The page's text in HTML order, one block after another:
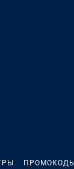
ПРОМОКОДЫ